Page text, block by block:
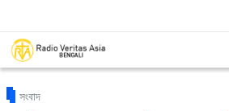
সংবাদ